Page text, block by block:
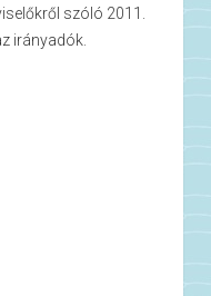
szóló 2011.
irányadók.